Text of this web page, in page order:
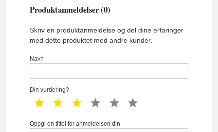
Produktanmeldelser (0)
Skriv en produktanmeldelse og del dine erfaringer
med dette produktet med andre kunder.
Navn
Din vurdering?
1 star 2 star 3 star 4 star 5 star
Oppgi en tittel for anmeldelsen din